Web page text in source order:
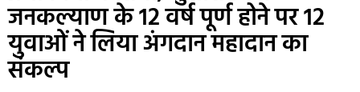
जनकल्याण के 12 वर्ष पूर्ण होने पर 12
युवाओं ने लिया अंगदान महादान का
संकल्प